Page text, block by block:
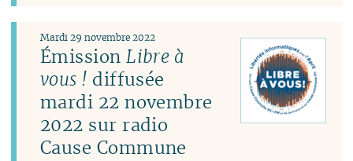
ÉmissionLibre à
vous ! diffusée
mardi 22 novembre
2022 sur radio
Cause Commune
Mardi 29 novembre 2022